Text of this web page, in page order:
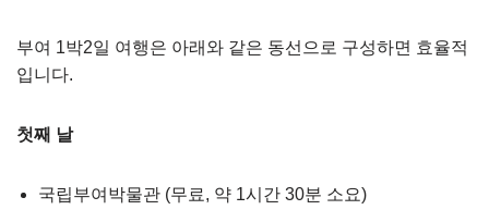
부여 1박2일 여행은 아래와 같은 동선으로 구성하면 효율적
입니다.
첫째 날
국립부여박물관 (무료, 약 1시간 30분 소요)